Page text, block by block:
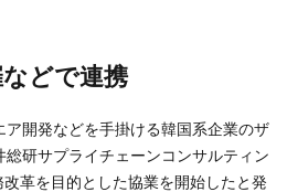
などで連携
開発などを手掛ける韓国系企業のザ
研サプライチェーンコンサルティン
革を目的とした協業を開始したと発